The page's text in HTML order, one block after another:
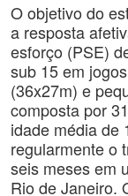
O objetivo do
a resposta
esforço (PSE)
sub 15 em
(36x27m) e
composta por
idade média de
regularmente o
seis meses em
Rio de Janeiro.